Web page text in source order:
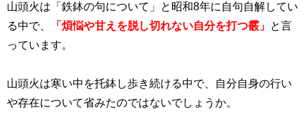
山頭火は「鉄鉢の句について」と昭和8年に自句自解してい
る中で、
「煩悩や甘えを脱し切れない自分を打つ霰」
と言
っています。
山頭火は寒い中を托鉢し歩き続ける中で、自分自身の行い
や存在について省みたのではないでしょうか。